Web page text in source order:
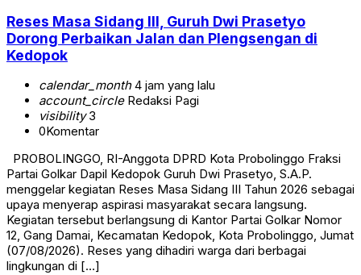
Reses Masa Sidang III, Guruh Dwi Prasetyo
Dorong Perbaikan Jalan dan Plengsengan di
Kedopok
calendar_month4 jam yang lalu
account_circleRedaksi Pagi
visibility3
0Komentar
PROBOLINGGO, RI-Anggota DPRD Kota Probolinggo Fraksi
Partai Golkar Dapil Kedopok Guruh Dwi Prasetyo, S.A.P.
menggelar kegiatan Reses Masa Sidang III Tahun 2026 sebagai
upaya menyerap aspirasi masyarakat secara langsung.
Kegiatan tersebut berlangsung di Kantor Partai Golkar Nomor
12, Gang Damai, Kecamatan Kedopok, Kota Probolinggo, Jumat
(07/08/2026). Reses yang dihadiri warga dari berbagai
lingkungan di […]